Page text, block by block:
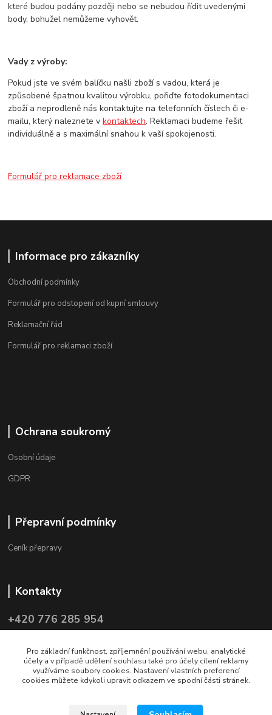
které budou podány později nebo se nebudou řídit uvedenými
body, bohužel nemůžeme vyhovět.
Vady z výroby:
Pokud jste ve svém balíčku našli zboží s vadou, která je
způsobené špatnou kvalitou výrobku, pořiďte fotodokumentaci
zboží a neprodleně nás kontaktujte na telefonních číslech či e-
mailu, který naleznete vkontaktech. Reklamaci budeme řešit
individuálně a s maximální snahou k vaší spokojenosti.
Formulář pro reklamace zboží
Informace pro zákazníky
Obchodní podmínky
Formulář pro odstopení od kupní smlouvy
Reklamační řád
Formulář pro reklamaci zboží
Ochrana soukromý
Osobní údaje
GDPR
Přepravní podmínky
Ceník přepravy
Kontakty
+420 776 285 954
Pro základní funkčnost, zpříjemnění používání webu, analytické
účely a v případě udělení souhlasu také pro účely cílení reklamy
využíváme soubory cookies. Nastavení vlastních preferencí
cookies můžete kdykoli upravit odkazem ve spodní části stránek.